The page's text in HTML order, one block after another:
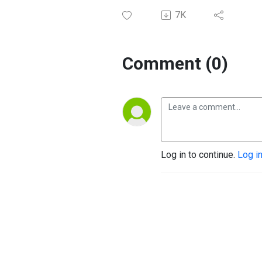
7K
Comment (0)
Log in to continue. Log in